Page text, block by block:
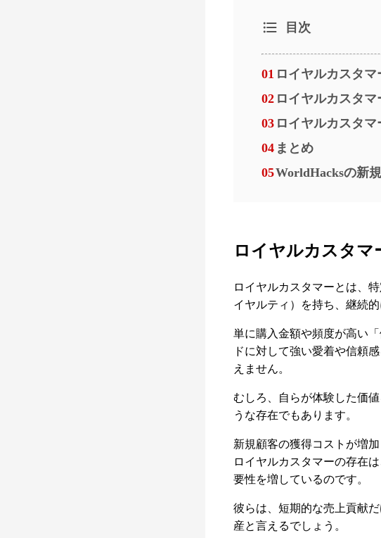
目次
01 ロイヤルカスタ
02 ロイヤルカスタ
03 ロイヤルカスタ
04 まとめ
05WorldHacksの新
ロイヤルカスタマ
ロイヤルカスタマーとは、
イヤルティ）を持ち、継続
単に購入金額や頻度が高い
ドに対して強い愛着や信頼
えません。
むしろ、自らが体験した価
うな存在でもあります。
新規顧客の獲得コストが増
ロイヤルカスタマーの存在
要性を増しているのです。
彼らは、短期的な売上貢献
産と言えるでしょう。